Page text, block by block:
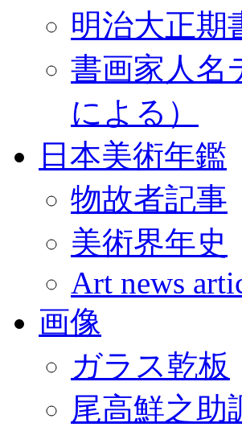
明治大正期
書画家人名
による）
日本美術年鑑
物故者記事
美術界年史
Art news
画像
ガラス乾板
尾高鮮之助